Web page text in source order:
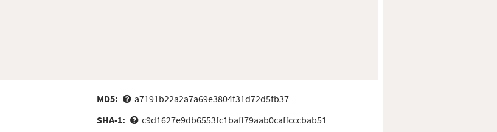
MD5:
a7191b22a2a7a69e3804f31d72d5fb37
SHA-1:
c9d1627e9db6553fc1baff79aab0caffcccbab51